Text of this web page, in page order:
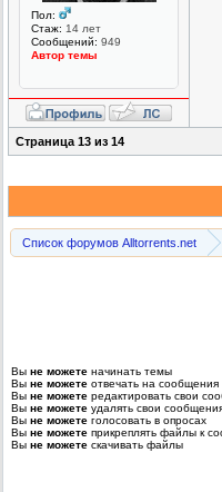
Пол:
Стаж: 14 лет
Сообщений: 949
Автор темы
Страница 13 из 14
Список форумов Alltorrents.net
Вы не можете начинать темы
Вы не можете отвечать на сообщения
Вы не можете редактировать свои
Вы не можете удалять свои
Вы не можете голосовать в опросах
Вы не можете прикреплять файлы к
Вы не можете скачивать файлы